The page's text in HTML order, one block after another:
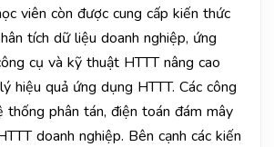
viên còn được cung cấp kiến thức
tích dữ liệu doanh nghiệp, ứng
cụ và kỹ thuật HTTT nâng cao
hiệu quả ứng dụng HTTT. Các công
thống phân tán, điện toán đám mây
doanh nghiệp. Bên cạnh các kiến